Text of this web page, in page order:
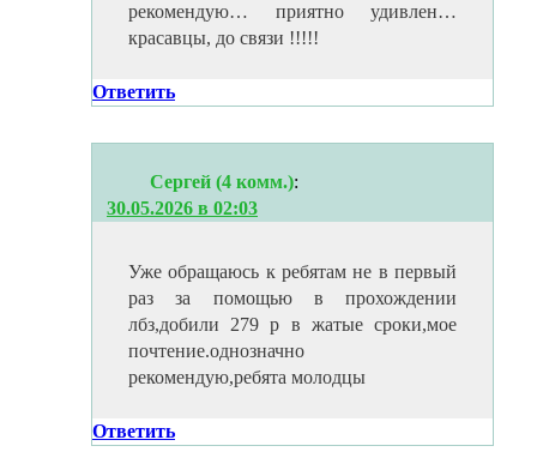
рекомендую… приятно удивлен…
красавцы, до связи !!!!!
Ответить
Сергей (4 комм.):
30.05.2026 в 02:03
Уже обращаюсь к ребятам не в первый
раз за помощью в прохождении
лбз,добили 279 р в жатые сроки,мое
почтение.однозначно
рекомендую,ребята молодцы
Ответить